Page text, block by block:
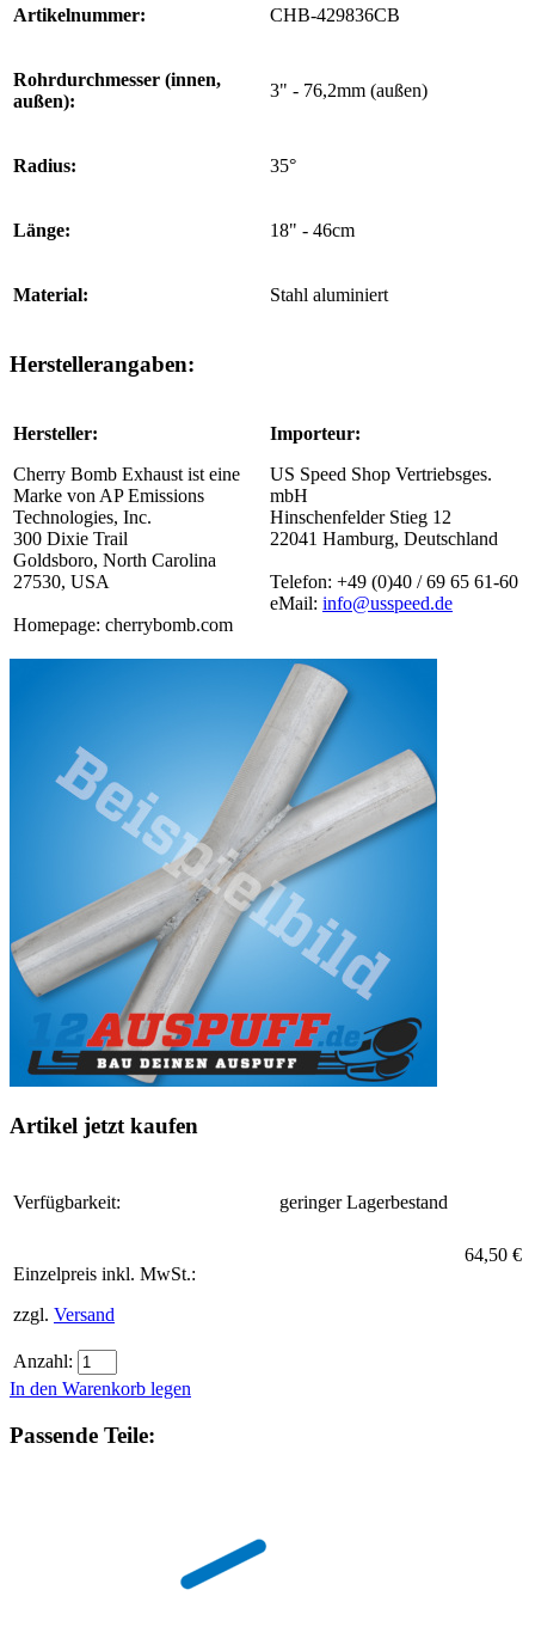
Artikelnummer: CHB-429836CB
Rohrdurchmesser (innen,
außen):
3" - 76,2mm (außen)
Radius: 35°
Länge: 18" - 46cm
Material: Stahl aluminiert
Herstellerangaben:
Hersteller:
Cherry Bomb Exhaust ist eine
Marke von AP Emissions
Technologies, Inc.
300 Dixie Trail
Goldsboro, North Carolina
27530, USA
Homepage: cherrybomb.com
Importeur:
US Speed Shop Vertriebsges.
mbH
Hinschenfelder Stieg 12
22041 Hamburg, Deutschland
Telefon: +49 (0)40 / 69 65 61-60
eMail: info@usspeed.de
Artikel jetzt kaufen
Verfügbarkeit: geringer Lagerbestand
Einzelpreis inkl. MwSt.:
zzgl. Versand
64,50 €
Anzahl:
In den Warenkorb legen
Passende Teile: